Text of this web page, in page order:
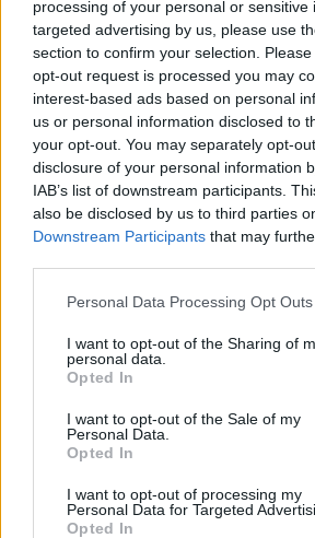
processing of your personal or sensitive
targeted advertising by us, please use
section to confirm your selection.
opt-out request is processed you may
interest-based ads based on personal
us or personal information disclosed to
your opt-out. You may separately opt-
disclosure of your personal information
IAB’s list of downstream participants.
also be disclosed by us to third parties
Downstream Participants that may
Personal Data Processing Opt Outs
I want to opt-out of the Sharing of
personal data.
Opted In
I want to opt-out of the Sale of my
Personal Data.
Opted In
I want to opt-out of processing my
Personal Data for Targeted
Opted In
Και βέβαια αξίζει κανείς να
γάργαρα νερά στουςΧωμούςκαι
μία ερημική, ειδυλλιακή παραλία
Έρμονες και στο χωριό των
προσβάσιμη μόνο από τη
Πηγή: ΕΡΤ3/Ρεπορτάζ: Γιάννης
στο Google News